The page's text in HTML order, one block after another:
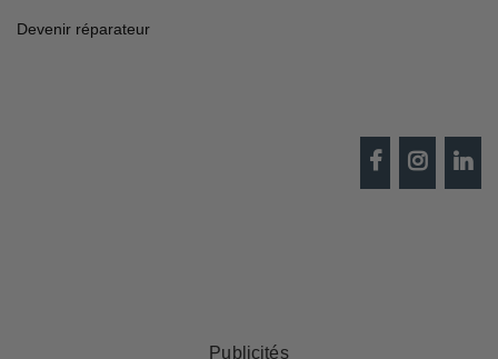
Devenir réparateur
Publicités